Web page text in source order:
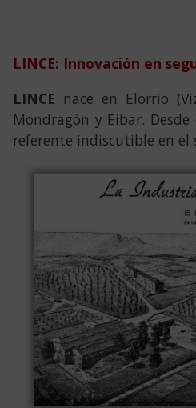
LINCE: Innovación en
LINCE nace en Elorrio
Mondragón y Eibar. Desde
referente indiscutible en el